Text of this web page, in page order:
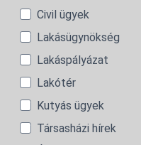
Civil ügyek
Lakásügynökség
Lakáspályázat
Lakótér
Kutyás ügyek
Társasházi hírek